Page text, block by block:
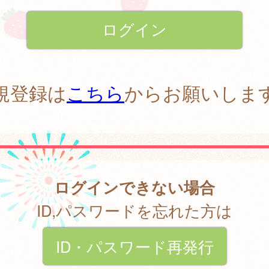
登録はこちらからお願いしま
ログインできない場合
ID,パスワードを忘れた方は
ID・パスワード再発行